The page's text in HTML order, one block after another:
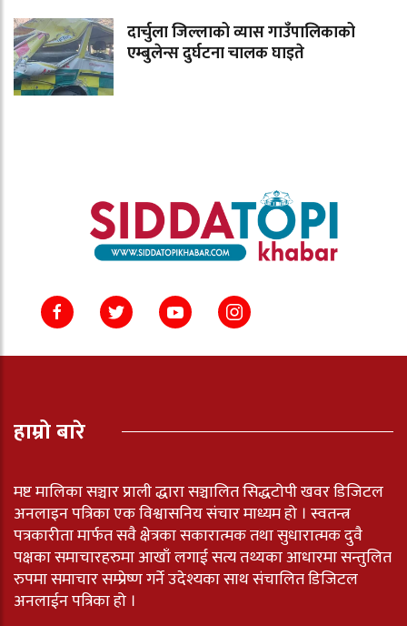
दार्चुला जिल्लाको व्यास गाउँपालिकाको
एम्बुलेन्स दुर्घटना चालक घाइते
हाम्रो बारे
मष्ट मालिका सञ्चार प्राली द्धारा सञ्चालित सिद्धटोपी खवर डिजिटल
अनलाइन पत्रिका एक विश्वासनिय संचार माध्यम हो । स्वतन्त्र
पत्रकारीता मार्फत सवै क्षेत्रका सकारात्मक तथा सुधारात्मक दुवै
पक्षका समाचारहरुमा आखाँ लगाई सत्य तथ्यका आधारमा सन्तुलित
रुपमा समाचार सम्प्रेष्ण गर्ने उदेश्यका साथ संचालित डिजिटल
अनलाईन पत्रिका हो ।